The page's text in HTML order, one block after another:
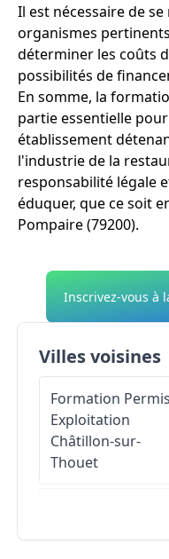
Il est nécessaire de
organismes
déterminer les coûts
possibilités de
En somme, la
partie essentielle
établissement
l'industrie de la
responsabilité légale
éduquer, que ce soit
Pompaire (79200).
Inscrivez-vous à
Villes voisines
Formation Permis
Exploitation
Châtillon-sur-
Thouet